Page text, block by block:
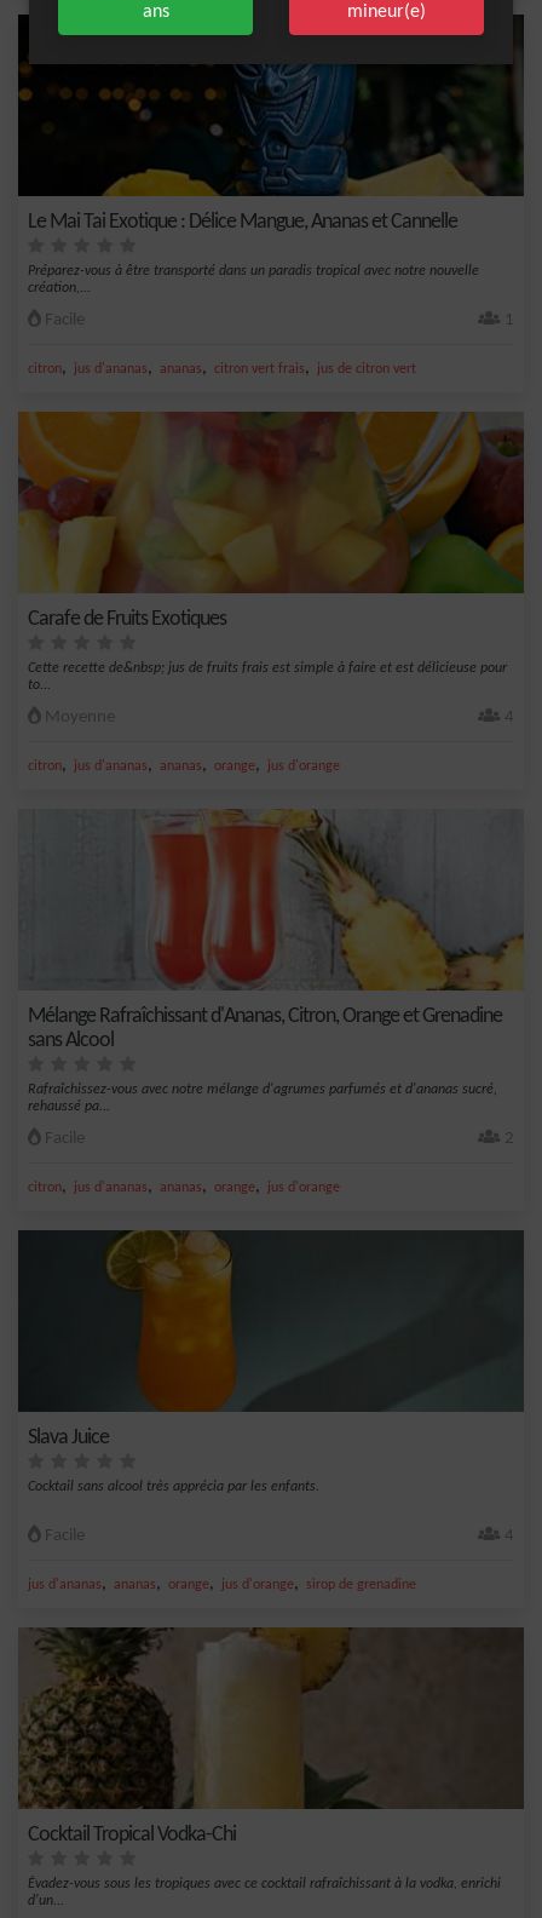
Le Mai Tai Exotique : Délice Mangue, Ananas et Cannelle
Préparez-vous à être transporté dans un paradis tropical avec notre nouvelle
création,...
Facile 1
citron, jus d'ananas, ananas, citron vert frais, jus de citron vert
Carafe de Fruits Exotiques
Cette recette de&nbsp; jus de fruits frais est simple à faire et est délicieuse pour
to...
Moyenne 4
citron, jus d'ananas, ananas, orange, jus d'orange
Mélange Rafraîchissant d'Ananas, Citron, Orange et Grenadine
sans Alcool
Rafraîchissez-vous avec notre mélange d'agrumes parfumés et d'ananas sucré,
rehaussé pa...
Facile 2
citron, jus d'ananas, ananas, orange, jus d'orange
Slava Juice
Cocktail sans alcool très apprécia par les enfants.
Facile 4
jus d'ananas, ananas, orange, jus d'orange, sirop de grenadine
Cocktail Tropical Vodka-Chi
Évadez-vous sous les tropiques avec ce cocktail rafraîchissant à la vodka, enrichi
d'un...
ans
mineur(e)